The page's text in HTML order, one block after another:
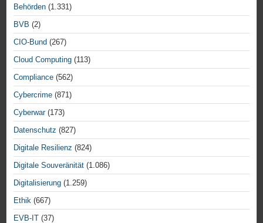
Behörden (1.331)
BVB (2)
CIO-Bund (267)
Cloud Computing (113)
Compliance (562)
Cybercrime (871)
Cyberwar(173)
Datenschutz (827)
Digitale Resilienz (824)
Digitale Souveränität (1.086)
Digitalisierung (1.259)
Ethik (667)
EVB-IT (37)